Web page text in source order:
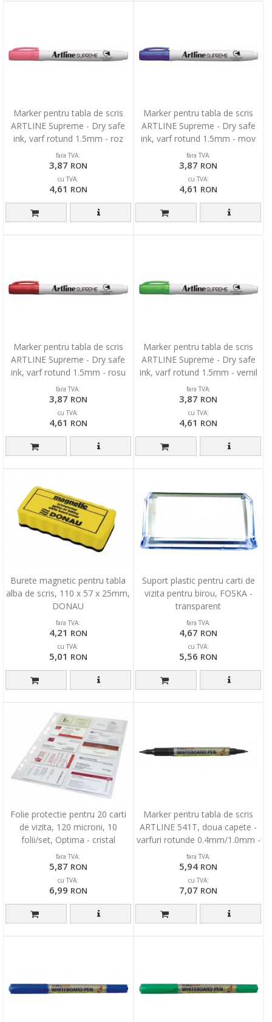
Marker pentru tabla de scris
ARTLINE Supreme - Dry safe
ink, varf rotund 1.5mm - roz
fara TVA:
3,87 RON
cu TVA:
4,61 RON
Marker pentru tabla de scris
ARTLINE Supreme - Dry safe
ink, varf rotund 1.5mm - mov
fara TVA:
3,87 RON
cu TVA:
4,61 RON
Marker pentru tabla de scris
ARTLINE Supreme - Dry safe
ink, varf rotund 1.5mm - rosu
fara TVA:
3,87 RON
cu TVA:
4,61 RON
Marker pentru tabla de scris
ARTLINE Supreme - Dry safe
ink, varf rotund 1.5mm - vernil
fara TVA:
3,87 RON
cu TVA:
4,61 RON
Burete magnetic pentru tabla
alba de scris, 110 x 57 x 25mm,
DONAU
fara TVA:
4,21 RON
cu TVA:
5,01 RON
Suport plastic pentru carti de
vizita pentru birou, FOSKA -
transparent
fara TVA:
4,67 RON
cu TVA:
5,56 RON
Folie protectie pentru 20 carti
de vizita, 120 microni, 10
folii/set, Optima - cristal
fara TVA:
5,87 RON
cu TVA:
6,99 RON
Marker pentru tabla de scris
ARTLINE 541T, doua capete -
varfuri rotunde 0.4mm/1.0mm -
negru
fara TVA:
5,94 RON
cu TVA:
7,07 RON